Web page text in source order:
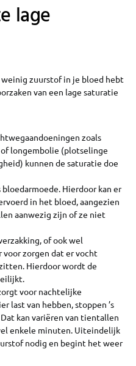
lage
zuurstof in je bloed hebt
van een lage saturatie
zoals
longembolie (plotselinge
kunnen de saturatie doe
Hierdoor kan er
in het bloed, aangezien
aanwezig zijn of ze niet
of ook wel
voor zorgen dat er vocht
Hierdoor wordt de
voor nachtelijke
last van hebben, stoppen ’s
kan variëren van tientallen
enkele minuten. Uiteindelijk
nodig en begint het weer